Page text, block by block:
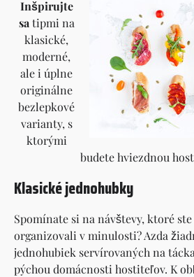
Inšpirujte
satipmi na
klasické,
moderné,
ale i úplne
originálne
bezlepkové
varianty, s
ktorými
budete hviezdnou
Klasické jednohubky
Spomínate si na návštevy, ktoré
organizovali v minulosti? Azda
jednohubiek servírovaných na
pýchou domácnosti hostiteľov. K